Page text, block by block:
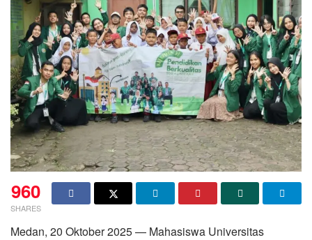
960
SHARES
Medan, 20 Oktober 2025 — Mahasiswa Universitas